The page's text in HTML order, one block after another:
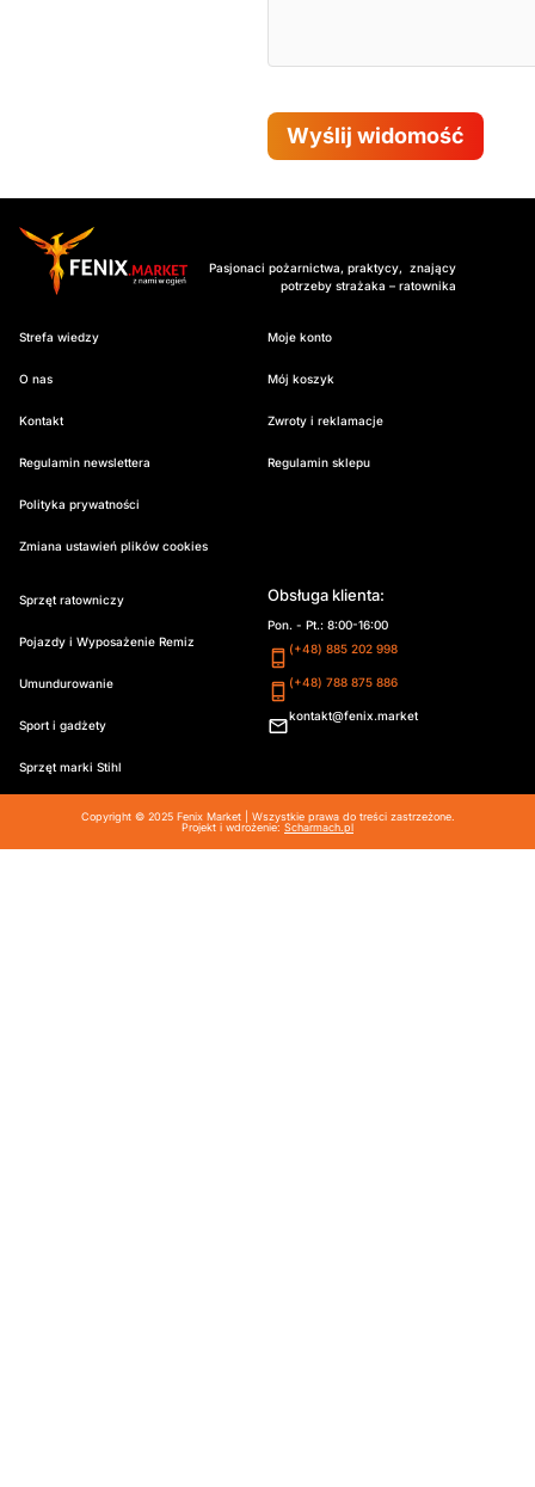
Wyślij widomość
Pasjonaci pożarnictwa, praktycy, znający
potrzeby strażaka – ratownika
Strefa wiedzy
O nas
Kontakt
Regulamin newslettera
Polityka prywatności
Zmiana ustawień plików cookies
Moje konto
Mój koszyk
Zwroty i reklamacje
Regulamin sklepu
Sprzęt ratowniczy
Pojazdy i Wyposażenie Remiz
Umundurowanie
Sport i gadżety
Sprzęt marki Stihl
Obsługa klienta:
Pon. - Pt.: 8:00-16:00
(+48) 885 202 998
(+48) 788 875 886
kontakt@fenix.market
Copyright © 2025 Fenix Market | Wszystkie prawa do treści zastrzeżone.
Projekt i wdrożenie: Scharmach.pl